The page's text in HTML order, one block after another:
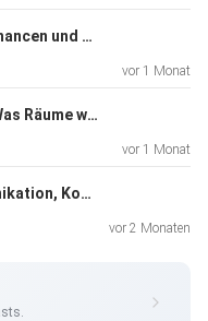
Spannend wird’s
einzubetonieren. Am
wenn man sie
klar zu
Feng Shui im Juli: Streit, Chancen und sensible Räume
vor 1 Monat
Offen, hell, ungemütlich? Was Räume wirklich brauchen
vor 1 Monat
Feng Shui im Juni: Kommunikation, Konflikte und Chancen
vor 2 Monaten